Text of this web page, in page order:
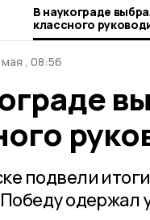
В наукограде
классного
, 08:56
подвели